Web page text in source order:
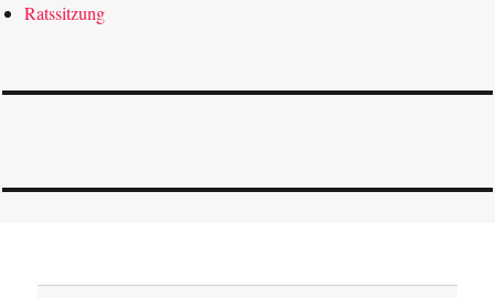
Ratssitzung